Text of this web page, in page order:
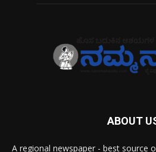
ABOUT
A regional newspaper - best source